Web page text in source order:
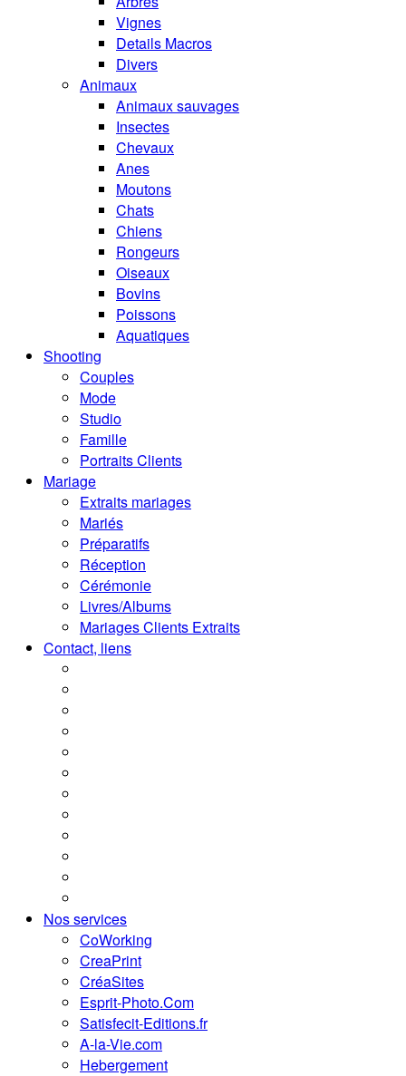
Vignes
Details Macros
Divers
Animaux
Animaux sauvages
Insectes
Chevaux
Anes
Moutons
Chats
Chiens
Rongeurs
Oiseaux
Bovins
Poissons
Aquatiques
Shooting
Couples
Mode
Studio
Famille
Portraits Clients
Mariage
Extraits mariages
Mariés
Préparatifs
Réception
Cérémonie
Livres/Albums
Mariages Clients Extraits
Contact, liens
Nos services
CoWorking
CreaPrint
CréaSites
Esprit-Photo.Com
Satisfecit-Editions.fr
A-la-Vie.com
Hebergement